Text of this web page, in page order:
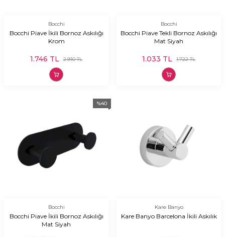
Bocchi
Bocchi Piave İkili Bornoz Askılığı
Krom
2.910TL
1.746 TL
Bocchi
Bocchi Piave Tekli Bornoz Askılığı
Mat Siyah
1.722TL
1.033 TL
%40
Bocchi
Bocchi Piave İkili Bornoz Askılığı
Mat Siyah
Kare Banyo
Kare Banyo Barcelona İkili Askılık